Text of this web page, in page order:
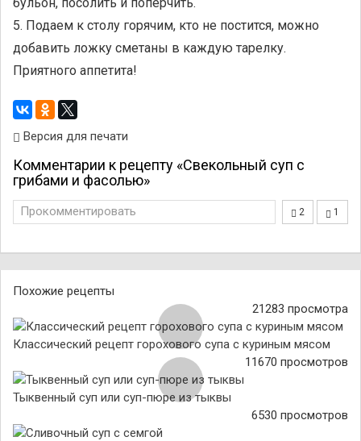
5. Подаем к столу горячим, кто не постится, можно
добавить ложку сметаны в каждую тарелку.
Приятного аппетита!
Версия для печати
Комментарии к рецепту «Свекольный суп с
грибами и фасолью»
2 1
Прокомментировать
Похожие рецепты
21283 просмотра
Классический рецепт горохового супа с куриным мясом
11670 просмотров
Тыквенный суп или суп-пюре из тыквы
6530 просмотров